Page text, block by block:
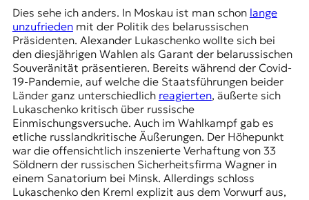
Dies sehe ich anders. In Moskau ist man schon lange
unzufriedenmit der Politik des belarussischen
Präsidenten. Alexander Lukaschenko wollte sich bei
den diesjährigen Wahlen als Garant der belarussischen
Souveränität präsentieren. Bereits während der Covid-
19-Pandemie, auf welche die Staatsführungen beider
Länder ganz unterschiedlich reagierten, äußerte sich
Lukaschenko kritisch über russische
Einmischungsversuche. Auch im Wahlkampf gab es
etliche russlandkritische Äußerungen. Der Höhepunkt
war die offensichtlich inszenierte Verhaftung von 33
Söldnernder russischen Sicherheitsfirma Wagnerin
einem Sanatorium bei Minsk. Allerdings schloss
Lukaschenko den Kreml explizit aus dem Vorwurf aus,